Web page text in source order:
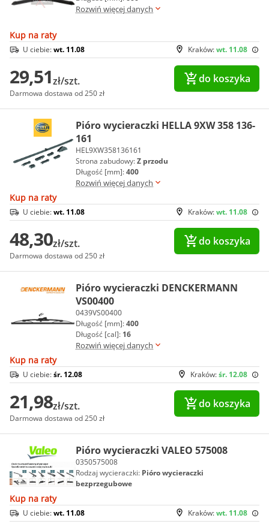
Rozwiń więcej danych
Kup na raty
Kraków:wt. 11.08
U ciebie:wt. 11.08
29,51zł/szt.
Darmowa dostawa od 250 zł
do koszyka
Pióro wycieraczki HELLA 9XW 358 136-
161
HEL9XW358136161
Strona zabudowy:Z przodu
Długość [mm]:400
Rozwiń więcej danych
Kup na raty
Kraków:wt. 11.08
U ciebie:wt. 11.08
48,30zł/szt.
Darmowa dostawa od 250 zł
do koszyka
Pióro wycieraczki DENCKERMANN
VS00400
0439VS00400
Długość [mm]:400
Długość [cal]: 16
Rozwiń więcej danych
Kup na raty
Kraków:śr. 12.08
U ciebie:śr. 12.08
21,98zł/szt.
Darmowa dostawa od 250 zł
do koszyka
Pióro wycieraczki VALEO 575008
0350575008
Rodzaj wycieraczki: Pióro wycieraczki
bezprzegubowe
Kup na raty
Kraków:wt. 11.08
U ciebie:wt. 11.08